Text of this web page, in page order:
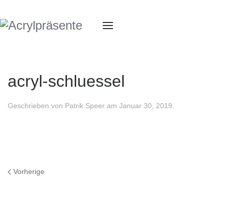
acryl-schluessel
Geschrieben von Patrik Speer am Januar 30, 2019
Vorherige